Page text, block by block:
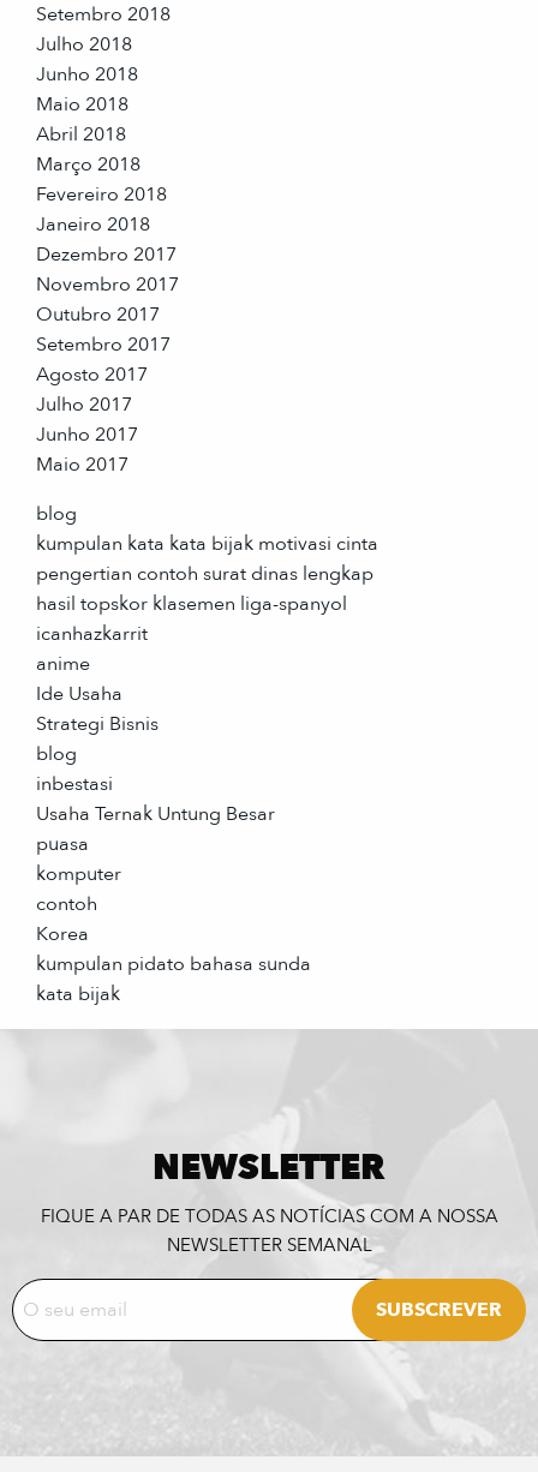
Setembro 2018
Julho 2018
Junho 2018
Maio 2018
Abril 2018
Março 2018
Fevereiro 2018
Janeiro 2018
Dezembro 2017
Novembro 2017
Outubro 2017
Setembro 2017
Agosto 2017
Julho 2017
Junho 2017
Maio 2017
blog
kumpulan kata kata bijak motivasi cinta
pengertian contoh surat dinas lengkap
hasil topskor klasemen liga-spanyol
icanhazkarrit
anime
Ide Usaha
Strategi Bisnis
blog
inbestasi
Usaha Ternak Untung Besar
puasa
komputer
contoh
Korea
kumpulan pidato bahasa sunda
kata bijak
NEWSLETTER
FIQUE A PAR DE TODAS AS NOTÍCIAS COM A NOSSA
NEWSLETTER SEMANAL